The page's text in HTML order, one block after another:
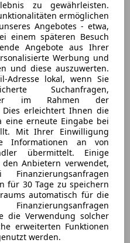
zu gewährleisten.
ermöglichen
Angebotes - etwa,
einem späteren Besuch
Angebote aus Ihrer
Werbung und
und diese auszuwerten.
Adresse lokal, wenn Sie
Suchanfragen,
im Rahmen der
Dies erleichtert Ihnen die
eine erneute Eingabe bei
Mit Ihrer Einwilligung
Informationen an von
übermittelt. Einige
den Anbietern verwendet,
für 30 Tage zu speichern
automatisch für die
die Verwendung solcher
erweiterten Funktionen
werden.